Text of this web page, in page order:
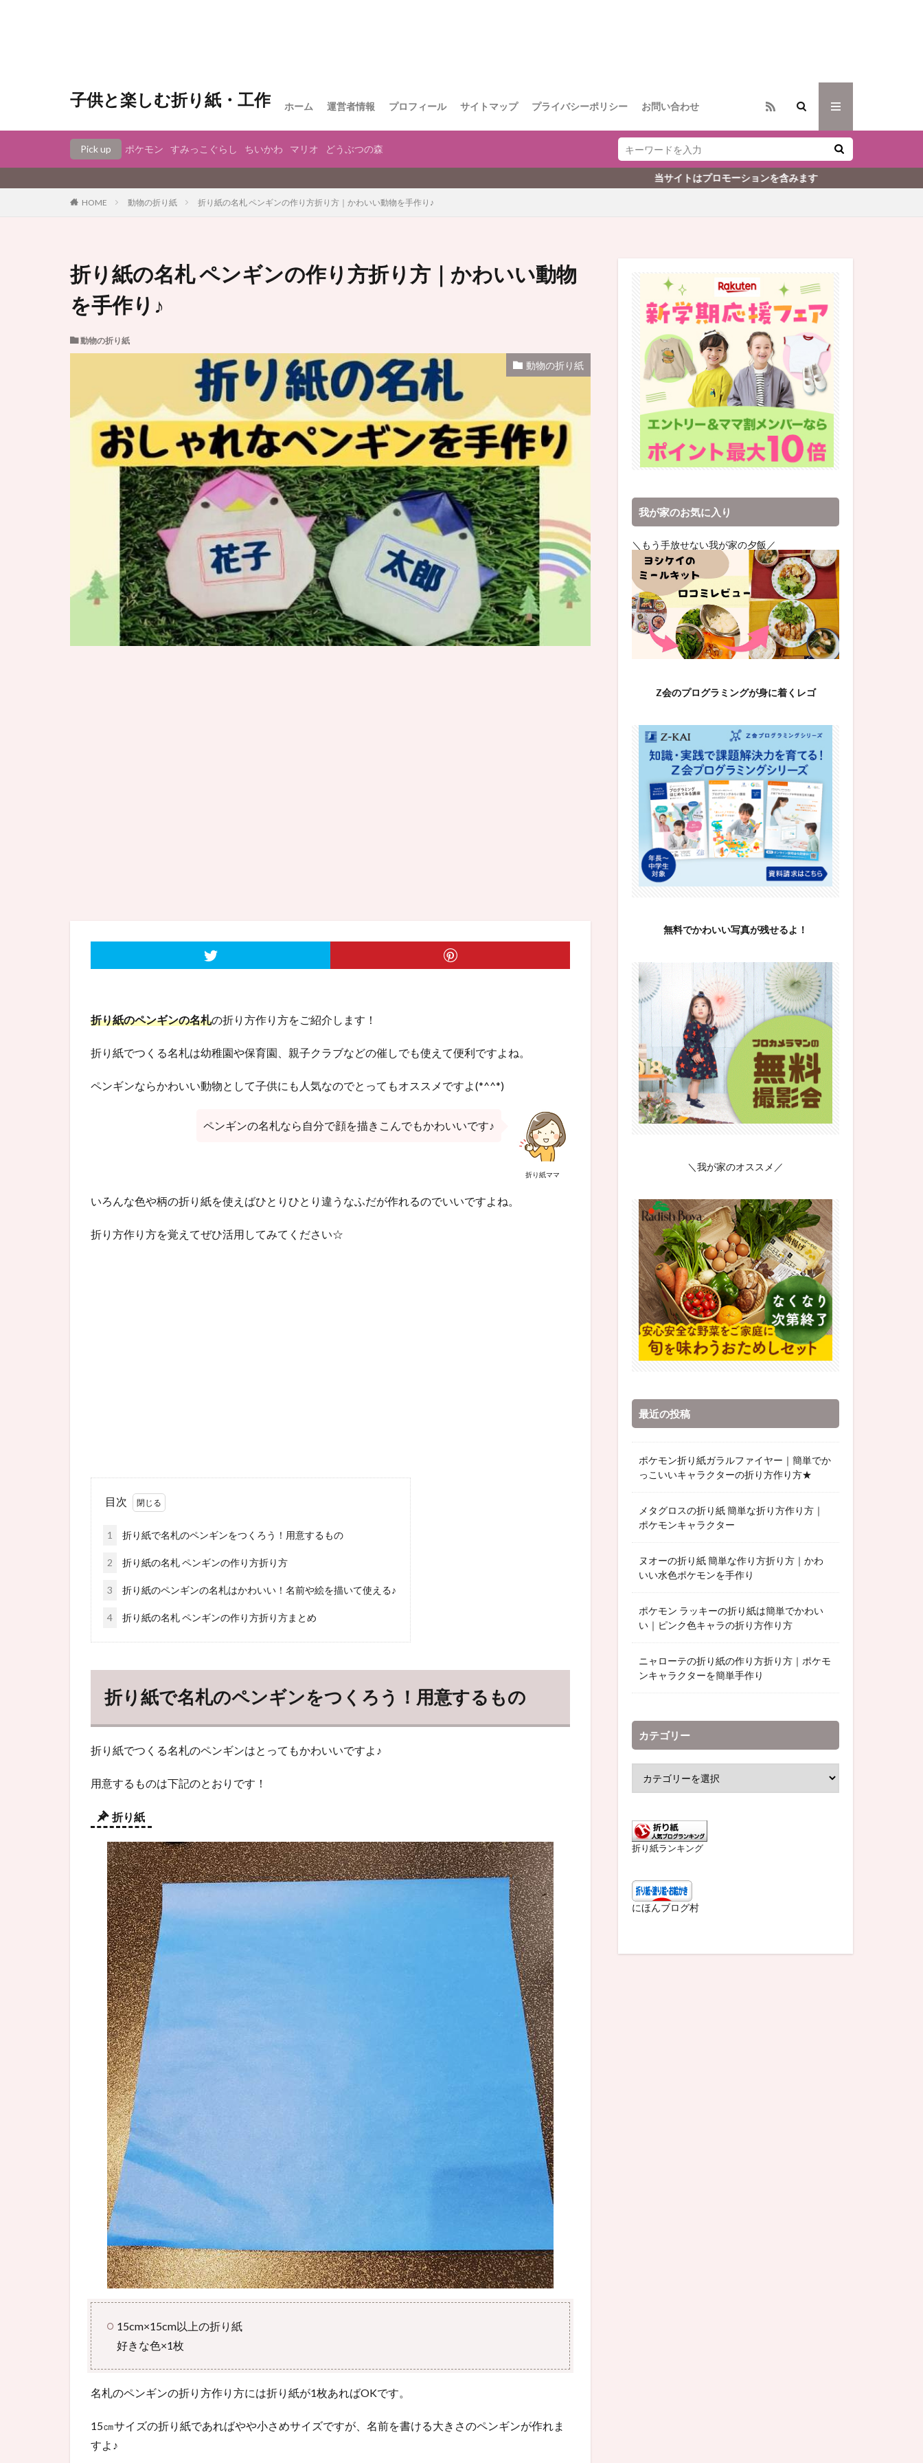
子供と楽しむ折り紙・工作 ホーム 運営者情報 プロフィール サイトマップ プライバシーポリシー お問い合わせ
Pick up ポケモン すみっこぐらし ちいかわ マリオ どうぶつの森
当サイトはプロモーションを含みます
HOME 動物の折り紙 折り紙の名札 ペンギンの作り方折り方｜かわいい動物を手作り♪
折り紙の名札 ペンギンの作り方折り方｜かわいい動物
を手作り♪
動物の折り紙
動物の折り紙
折り紙のペンギンの名札の折り方作り方をご紹介します！
折り紙でつくる名札は幼稚園や保育園、親子クラブなどの催しでも使えて便利ですよね。
ペンギンならかわいい動物として子供にも人気なのでとってもオススメですよ(*^^*)
折り紙ママ
ペンギンの名札なら自分で顔を描きこんでもかわいいです♪
いろんな色や柄の折り紙を使えばひとりひとり違うなふだが作れるのでいいですよね。
折り方作り方を覚えてぜひ活用してみてください☆
目次
1 折り紙で名札のペンギンをつくろう！用意するもの
2 折り紙の名札 ペンギンの作り方折り方
3 折り紙のペンギンの名札はかわいい！名前や絵を描いて使える♪
4 折り紙の名札 ペンギンの作り方折り方まとめ
折り紙で名札のペンギンをつくろう！用意するもの
折り紙でつくる名札のペンギンはとってもかわいいですよ♪
用意するものは下記のとおりです！
折り紙
15cm×15cm以上の折り紙
好きな色×1枚
名札のペンギンの折り方作り方には折り紙が1枚あればOKです。
15㎝サイズの折り紙であればやや小さめサイズですが、名前を書ける大きさのペンギンが作れま
すよ♪
我が家のお気に入り
＼もう手放せない我が家の夕飯／
Z会のプログラミングが身に着くレゴ
無料でかわいい写真が残せるよ！
＼我が家のオススメ／
最近の投稿
ポケモン折り紙ガラルファイヤー｜簡単でか
っこいいキャラクターの折り方作り方★
メタグロスの折り紙 簡単な折り方作り方｜
ポケモンキャラクター
ヌオーの折り紙 簡単な作り方折り方｜かわ
いい水色ポケモンを手作り
ポケモン ラッキーの折り紙は簡単でかわい
い｜ピンク色キャラの折り方作り方
ニャローテの折り紙の作り方折り方｜ポケモ
ンキャラクターを簡単手作り
カテゴリー
折り紙ランキング
にほんブログ村